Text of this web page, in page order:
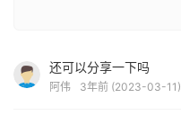
还可以分享一下吗
阿伟 3年前 (2023-03-11)